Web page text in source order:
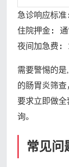
急诊响应标
住院押金:
夜间加急费:
需要警惕的
的肠胃炎筛
要求立即做
询。
常见问